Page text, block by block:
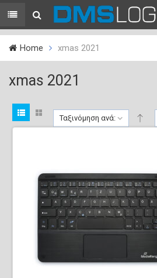
Home xmas 2021
xmas 2021
Ταξινόμηση ανά: